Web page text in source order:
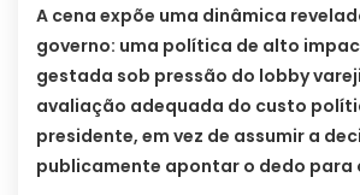
A cena expõe uma dinâmica
governo: uma política de alto
gestada sob pressão do lobby
avaliação adequada do custo
presidente, em vez de assumir a
publicamente apontar o dedo para